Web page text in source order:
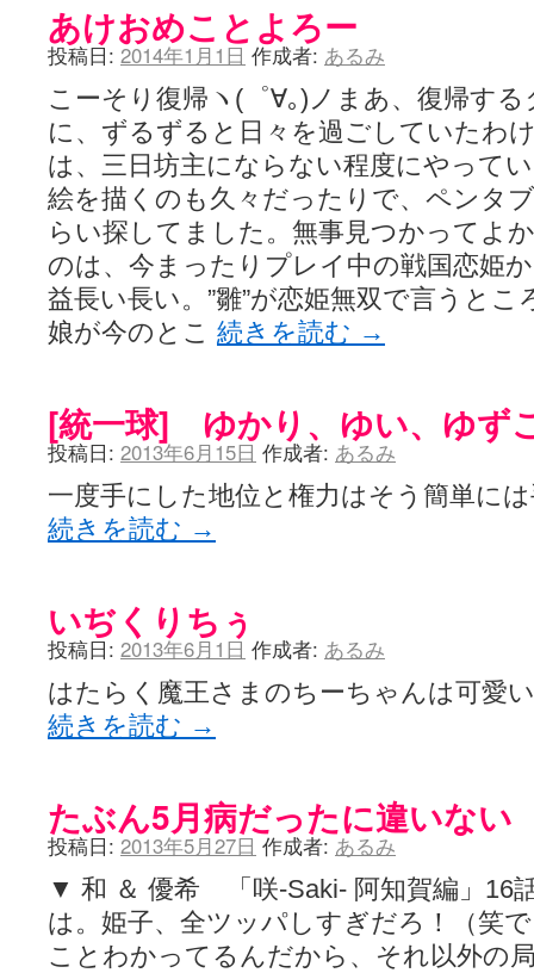
あけおめことよろー
投稿日: 2014年1月1日 作成者: あるみ
こーそり復帰ヽ(゜∀｡)ノまあ、復帰す
に、ずるずると日々を過ごしていたわ
は、三日坊主にならない程度にやって
絵を描くのも久々だったりで、ペンタ
らい探してました。無事見つかってよ
のは、今まったりプレイ中の戦国恋姫
益長い長い。”雛”が恋姫無双で言うと
娘が今のとこ 続きを読む →
[統一球] ゆかり、ゆい、ゆず
投稿日: 2013年6月15日 作成者: あるみ
一度手にした地位と権力はそう簡単に
続きを読む →
いぢくりちぅ
投稿日: 2013年6月1日 作成者: あるみ
はたらく魔王さまのちーちゃんは可愛
続きを読む →
たぶん5月病だったに違いない
投稿日: 2013年5月27日 作成者: あるみ
▼ 和 ＆ 優希 「咲-Saki- 阿知賀編」16
は。姫子、全ツッパしすぎだろ！（笑
ことわかってるんだから、それ以外の